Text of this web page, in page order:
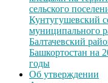
сельского
Кунтугушевский
муниципального
Балтачевский
Башкортостан на
годы
Об утверждении